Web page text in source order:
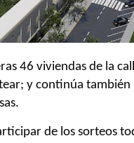
46 viviendas de la
y continúa también
de los sorteos